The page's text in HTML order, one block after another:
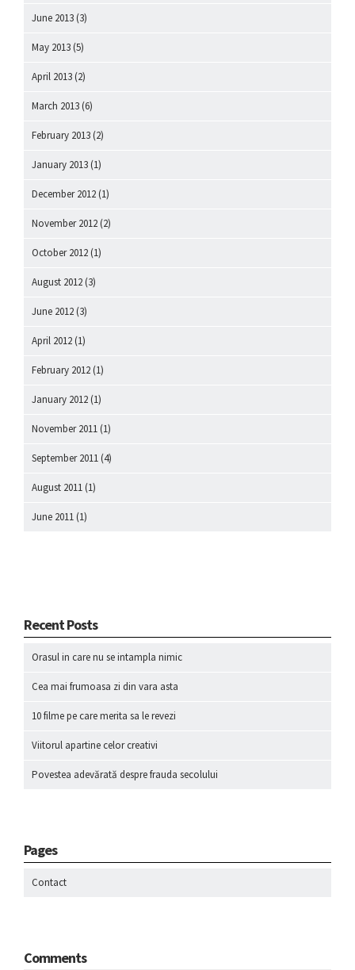
June 2013 (3)
May 2013 (5)
April 2013 (2)
March 2013 (6)
February 2013 (2)
January 2013 (1)
December 2012 (1)
November 2012 (2)
October 2012 (1)
August 2012 (3)
June 2012 (3)
April 2012 (1)
February 2012 (1)
January 2012 (1)
November 2011 (1)
September 2011 (4)
August 2011 (1)
June 2011 (1)
Recent Posts
Orasul in care nu se intampla nimic
Cea mai frumoasa zi din vara asta
10 filme pe care merita sa le revezi
Viitorul apartine celor creativi
Povestea adevărată despre frauda secolului
Pages
Contact
Comments